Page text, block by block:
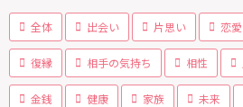
全体 出会い 片思い 恋愛
復縁 相手の気持ち 相性
金銭 健康 家族 未来